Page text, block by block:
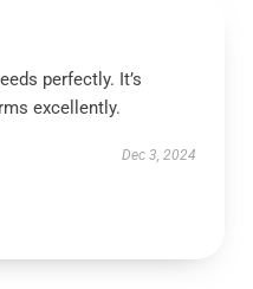
perfectly. It’s
excellently.
Dec 3, 2024